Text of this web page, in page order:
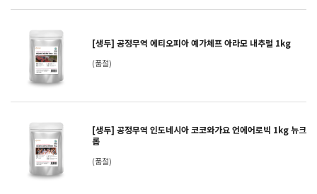
[생두] 공정무역 에티오피아 예가체프 아라모 내추럴 1kg
(품절)
[생두] 공정무역 인도네시아 코코와가요 언에어로빅 1kg 뉴크
롭
(품절)